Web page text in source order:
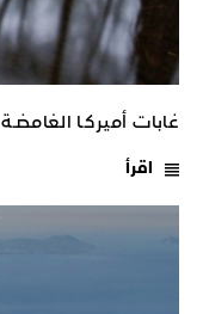
غابات أميركـا الغامضـة
اقرأ